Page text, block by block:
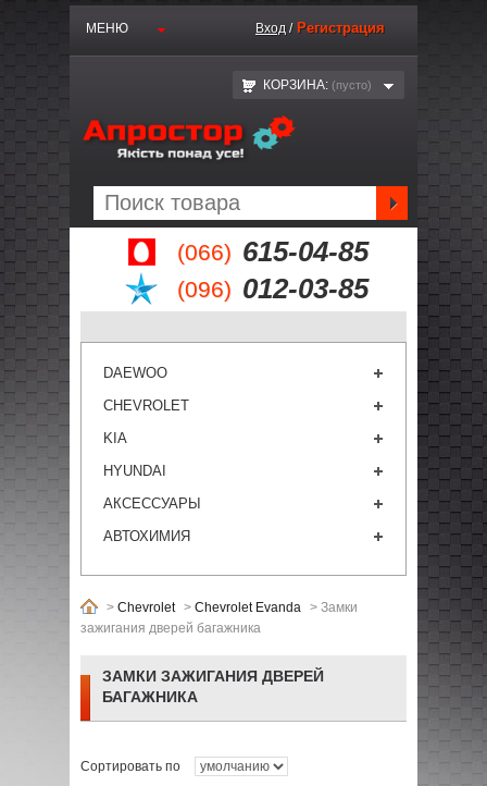
(066) 615-04-85
(096) 012-03-85
МЕНЮ Вход / Регистрация
КОРЗИНА: (пустo)
DAEWOO
CHEVROLET
KIA
HYUNDAI
АКСЕССУАРЫ
АВТОХИМИЯ
> Chevrolet > Chevrolet Evanda > Замки
зажигания дверей багажника
ЗАМКИ ЗАЖИГАНИЯ ДВЕРЕЙ
БАГАЖНИКА
Сортировать по